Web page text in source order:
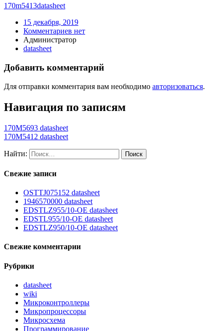
170m5413datasheet
15 декабря, 2019
Комментариев нет
Администратор
datasheet
Добавить комментарий
Для отправки комментария вам необходимо авторизоваться.
Навигация по записям
170M5693 datasheet
170M5412 datasheet
Найти:
Свежие записи
OSTTJ075152 datasheet
1946570000 datasheet
EDSTLZ955/10-OE datasheet
EDSTL955/10-OE datasheet
EDSTLZ950/10-OE datasheet
Свежие комментарии
Рубрики
datasheet
wiki
Микроконтроллеры
Микропроцессоры
Микросхема
Программирование